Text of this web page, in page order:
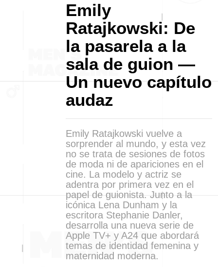
Emily
Ratajkowski: De
la pasarela a la
sala de guion —
Un nuevo capítulo
audaz
Emily Ratajkowski vuelve a
sorprender al mundo, y esta vez
no se trata de sesiones de fotos
de moda ni de apariciones en el
cine. La modelo y actriz se
adentra por primera vez en el
papel de guionista. Junto a la
icónica Lena Dunham y la
escritora Stephanie Danler,
desarrolla una nueva serie de
Apple TV+ y A24 que abordará
temas de identidad femenina y
maternidad moderna.